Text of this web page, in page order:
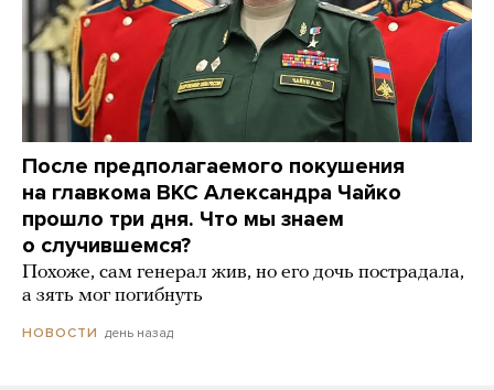
После предполагаемого покушения
на главкома ВКС Александра Чайко
прошло три дня. Что мы знаем
о случившемся?
Похоже, сам генерал жив, но его дочь пострадала,
а зять мог погибнуть
НОВОСТИ день назад